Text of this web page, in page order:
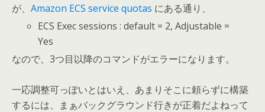
が、 Amazon ECS service quotas にある通り、
ECS Exec sessions : default = 2, Adjustable =
Yes
なので、3つ目以降のコマンドがエラーになります。
一応調整可っぽいとはいえ、あまりそこに頼らずに構築
するには、まぁバックグラウンド行きが正着だよねって